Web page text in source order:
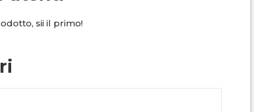
sii il primo!